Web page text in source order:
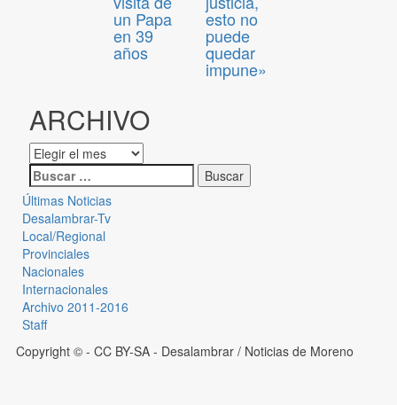
un Papa
en 39
años
esto no
puede
quedar
impune»
ARCHIVO
Últimas Noticias
Desalambrar-Tv
Local/Regional
Provinciales
Nacionales
Internacionales
Archivo 2011-2016
Staff
Copyright © - CC BY-SA - Desalambrar / Noticias de Moreno